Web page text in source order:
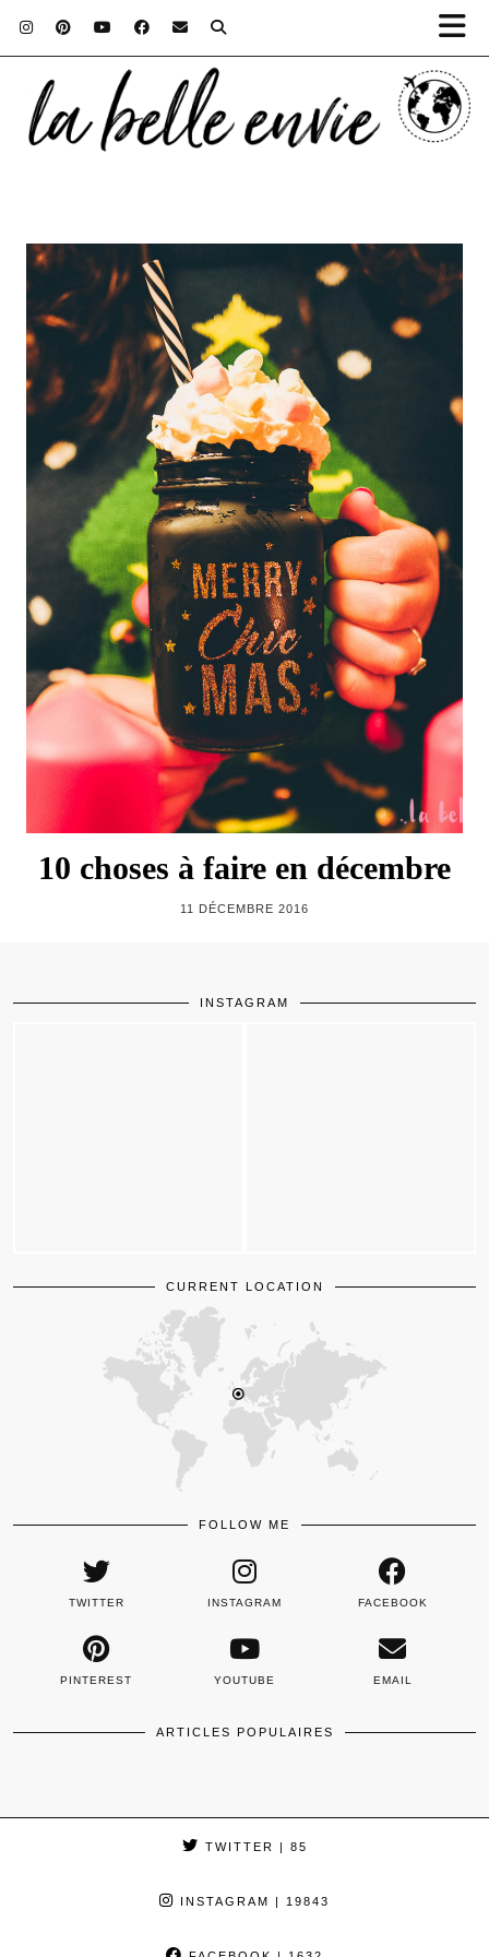
10 choses à faire en décembre
11 DÉCEMBRE 2016
INSTAGRAM
CURRENT LOCATION
FOLLOW ME
TWITTER INSTAGRAM FACEBOOK
PINTEREST YOUTUBE EMAIL
ARTICLES POPULAIRES
TWITTER | 85
INSTAGRAM | 19843